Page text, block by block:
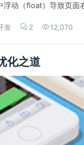
动（float）导致页面
发 2 12,070
化之道